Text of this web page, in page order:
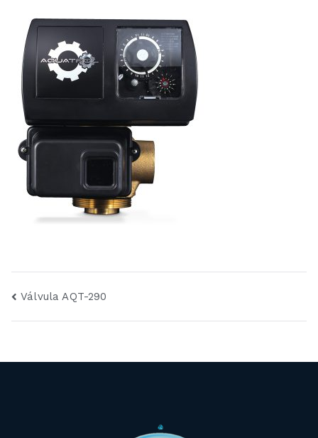
Navegación
de
entradas
Válvula AQT-290